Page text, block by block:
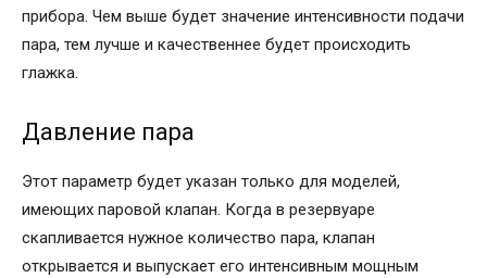
прибора. Чем выше будет значение интенсивности подачи
пара, тем лучше и качественнее будет происходить
глажка.
Давление пара
Этот параметр будет указан только для моделей,
имеющих паровой клапан. Когда в резервуаре
скапливается нужное количество пара, клапан
открывается и выпускает его интенсивным мощным